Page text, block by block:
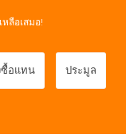
หลือเสมอ!
ซื้อแทน ประมูล